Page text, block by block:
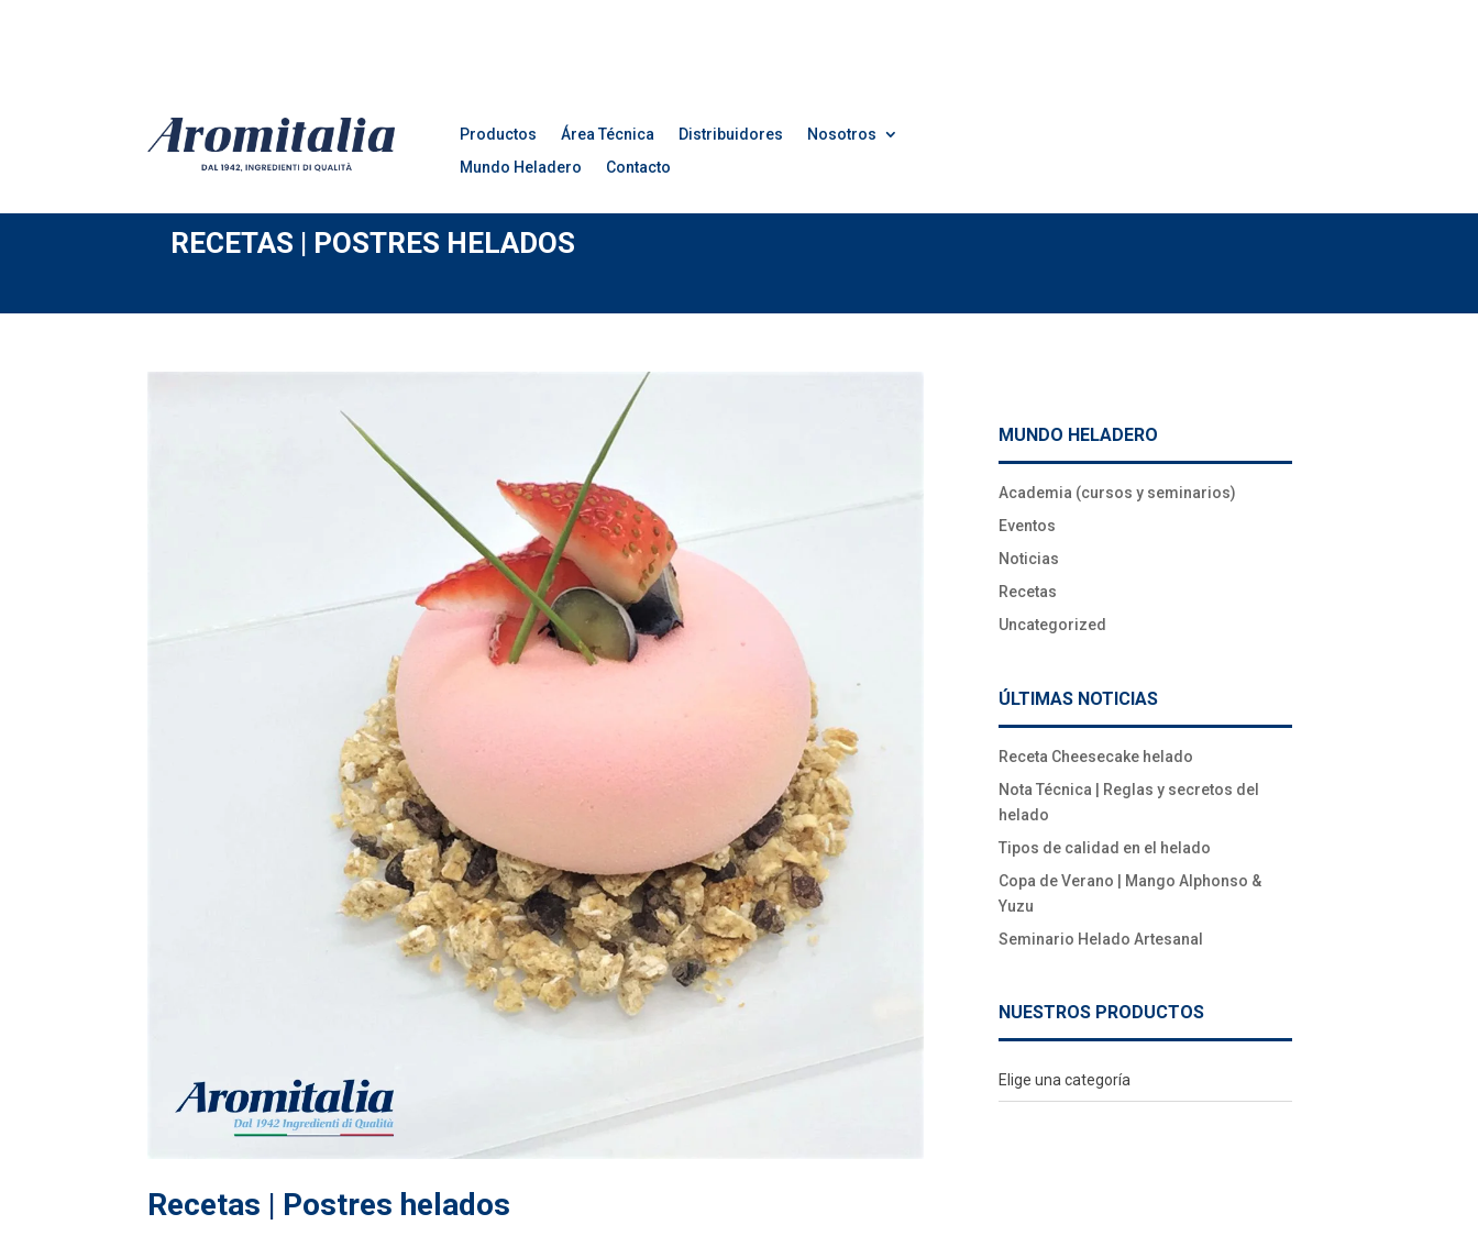
Productos Área Técnica Distribuidores
Nosotros
Mundo Heladero
Contacto
RECETAS | POSTRES HELADOS
Recetas | Postres helados
MUNDO HELADERO
Academia (cursos y seminarios)
Eventos
Noticias
Recetas
Uncategorized
ÚLTIMAS NOTICIAS
Receta Cheesecake helado
Nota Técnica | Reglas y secretos del
helado
Tipos de calidad en el helado
Copa de Verano | Mango Alphonso &
Yuzu
Seminario Helado Artesanal
NUESTROS PRODUCTOS
Elige una categoría